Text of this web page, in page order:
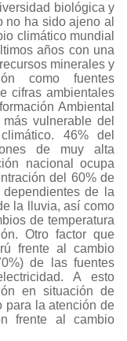
biológica y
no ha sido ajeno al
climático mundial
años con una
minerales y
como fuentes
cifras ambientales
Ambiental
vulnerable del
46% del
de muy alta
nacional ocupa
del 60% de
de la
la lluvia, así como
de temperatura
Otro factor que
frente al cambio
de las fuentes
A esto
en situación de
para la atención de
frente al cambio